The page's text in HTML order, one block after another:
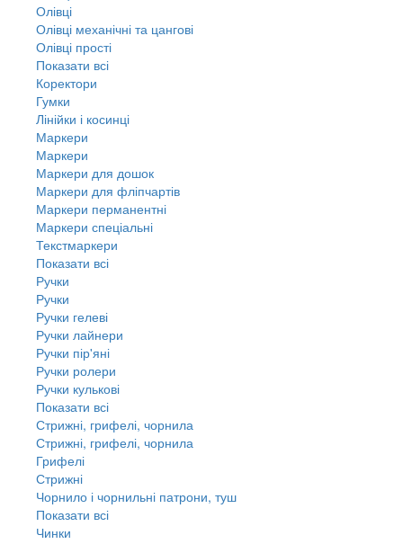
Олівці
Олівці механічні та цангові
Олівці прості
Показати всі
Коректори
Гумки
Лінійки і косинці
Маркери
Маркери
Маркери для дошок
Маркери для фліпчартів
Маркери перманентні
Маркери спеціальні
Текстмаркери
Показати всі
Ручки
Ручки
Ручки гелеві
Ручки лайнери
Ручки пір'яні
Ручки ролери
Ручки кулькові
Показати всі
Стрижні, грифелі, чорнила
Стрижні, грифелі, чорнила
Грифелі
Стрижні
Чорнило і чорнильні патрони, туш
Показати всі
Чинки